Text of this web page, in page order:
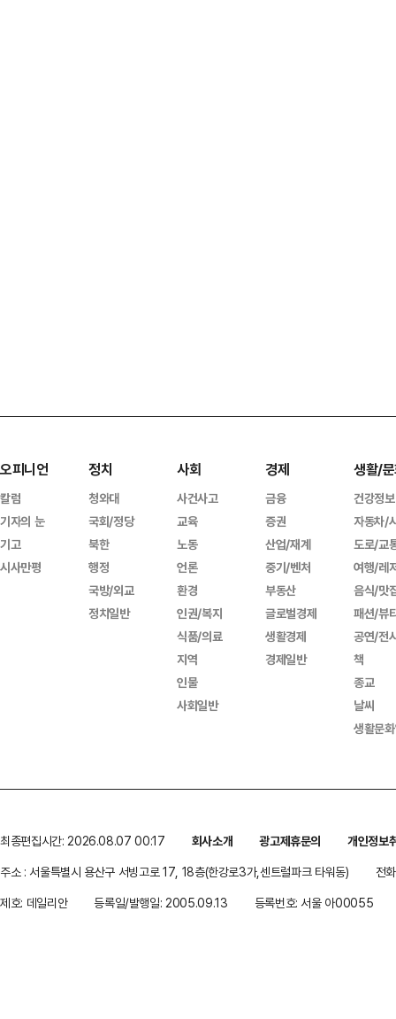
오피니언
칼럼
기자의 눈
기고
시사만평
정치
청와대
국회/정당
북한
행정
국방/외교
정치일반
사회
사건사고
교육
노동
언론
환경
인권/복지
식품/의료
지역
인물
사회일반
경제
금융
증권
산업/재계
중기/벤처
부동산
글로벌경제
생활경제
경제일반
생활/
건강정보
자동차/
도로/교
여행/레
음식/맛
패션/뷰
공연/전
책
종교
날씨
생활문
최종편집시간: 2026.08.07 00:17 회사소개 광고제휴문의
개인정보
주소 : 서울특별시 용산구 서빙고로 17, 18층(한강로3가,센트럴파크 타워동)
전
제호: 데일리안
등록일/발행일: 2005.09.13 등록번호: 서울 아00055